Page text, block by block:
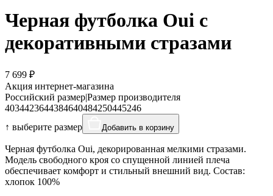
Черная футболка Oui с
декоративными стразами
7 699 ₽
Акция интернет-магазина
Российский размер|Размер производителя
4034423644384640484250445246
↑ выберите размер
Добавить в корзину
Черная футболка Oui, декорированная мелкими стразами.
Модель свободного кроя со спущенной линией плеча
обеспечивает комфорт и стильный внешний вид. Состав:
хлопок 100%